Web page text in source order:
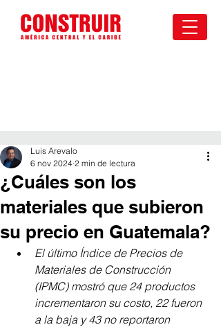
¿Cuáles son los
materiales que subieron
su precio en Guatemala?
Luis Arevalo
6 nov 2024 2 min de lectura
El último Índice de Precios de
Materiales de Construcción
(IPMC) mostró que 24 productos
incrementaron su costo, 22 fueron
a la baja y 43 no reportaron